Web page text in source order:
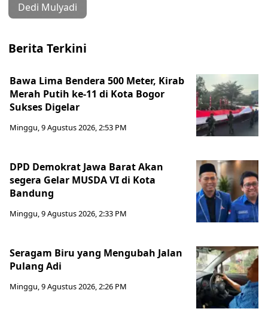
Dedi Mulyadi
Berita Terkini
Bawa Lima Bendera 500 Meter, Kirab
Merah Putih ke-11 di Kota Bogor
Sukses Digelar
Minggu, 9 Agustus 2026, 2:53 PM
DPD Demokrat Jawa Barat Akan
segera Gelar MUSDA VI di Kota
Bandung
Minggu, 9 Agustus 2026, 2:33 PM
Seragam Biru yang Mengubah Jalan
Pulang Adi
Minggu, 9 Agustus 2026, 2:26 PM